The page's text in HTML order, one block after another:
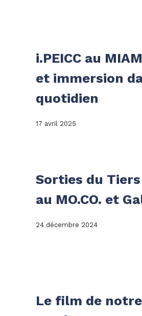
i.PEICC au
et immersion
quotidien
17 avril 2025
Sorties du
au MO.CO. et
24 décembre 2024
Le film de